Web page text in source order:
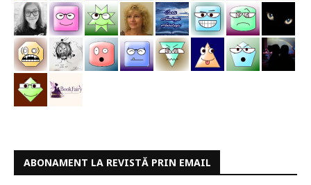
ABONAMENT LA REVISTĂ PRIN EMAIL